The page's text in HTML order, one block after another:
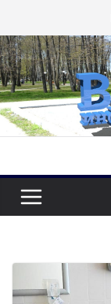
к
содержимому